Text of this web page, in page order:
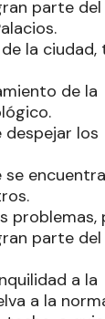
parte del
la ciudad,
de la
despejar los
problemas,
parte del
a la
a la